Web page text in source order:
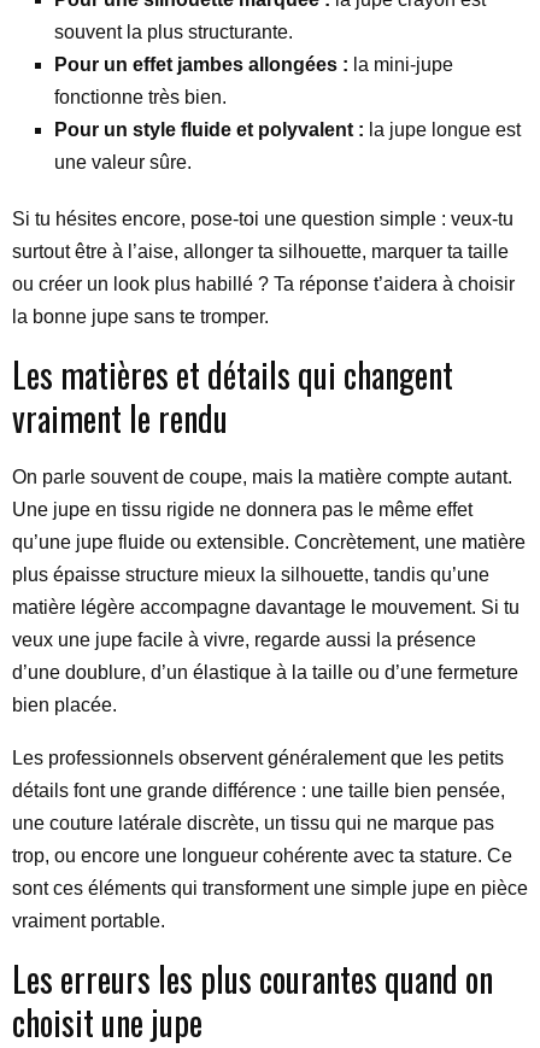
souvent la plus structurante.
Pour un effet jambes allongées : la mini-jupe
fonctionne très bien.
Pour un style fluide et polyvalent : la jupe longue est
une valeur sûre.
Si tu hésites encore, pose-toi une question simple : veux-tu
surtout être à l’aise, allonger ta silhouette, marquer ta taille
ou créer un look plus habillé ? Ta réponse t’aidera à choisir
la bonne jupe sans te tromper.
Les matières et détails qui changent
vraiment le rendu
On parle souvent de coupe, mais la matière compte autant.
Une jupe en tissu rigide ne donnera pas le même effet
qu’une jupe fluide ou extensible. Concrètement, une matière
plus épaisse structure mieux la silhouette, tandis qu’une
matière légère accompagne davantage le mouvement. Si tu
veux une jupe facile à vivre, regarde aussi la présence
d’une doublure, d’un élastique à la taille ou d’une fermeture
bien placée.
Les professionnels observent généralement que les petits
détails font une grande différence : une taille bien pensée,
une couture latérale discrète, un tissu qui ne marque pas
trop, ou encore une longueur cohérente avec ta stature. Ce
sont ces éléments qui transforment une simple jupe en pièce
vraiment portable.
Les erreurs les plus courantes quand on
choisit une jupe